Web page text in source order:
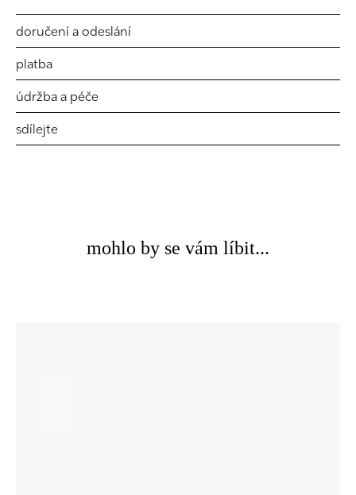
doručení a odeslání
platba
údržba a péče
sdílejte
mohlo by se vám líbit...